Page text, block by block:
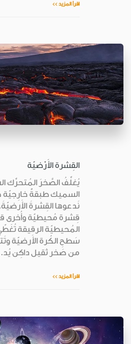
اقرأ المزيد >>
القِشرة الأَرْضيّة
يُغلِّفُ الصَّخرَ المُتحرِّك
السميك طبقةٌ خارِجيّة
نَدعوها القِشرةَ
قِشرة مُحيطيّة وأُخرى
المُحيطيّة الرقيقة
سَطحِ الكُرة الأَرضيّة
من صَخر ثقيل داكِن
اقرأ المزيد >>